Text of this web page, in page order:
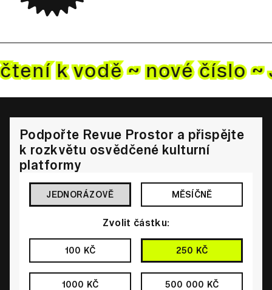
čtení k vodě ~ novéčíslo ~
Podpořte Revue Prostor a přispějte
k rozkvětu osvědčené kulturní
platformy
JEDNORÁZOVĚ MĚSÍČNĚ
Zvolit částku:
100 KČ 250 KČ
1000 KČ 500 000 KČ